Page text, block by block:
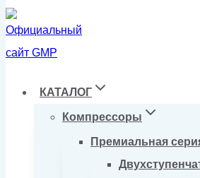
КАТАЛОГ
Компрессоры
Премиальная